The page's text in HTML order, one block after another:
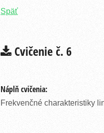
Späť
Cvičenie č. 6
Náplň cvičenia:
Frekvenčné charakteristiky